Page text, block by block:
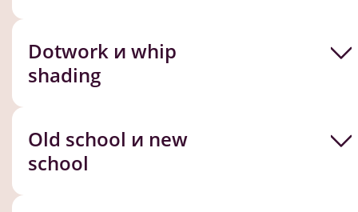
Dotwork и whip
shading
Old school и new
school